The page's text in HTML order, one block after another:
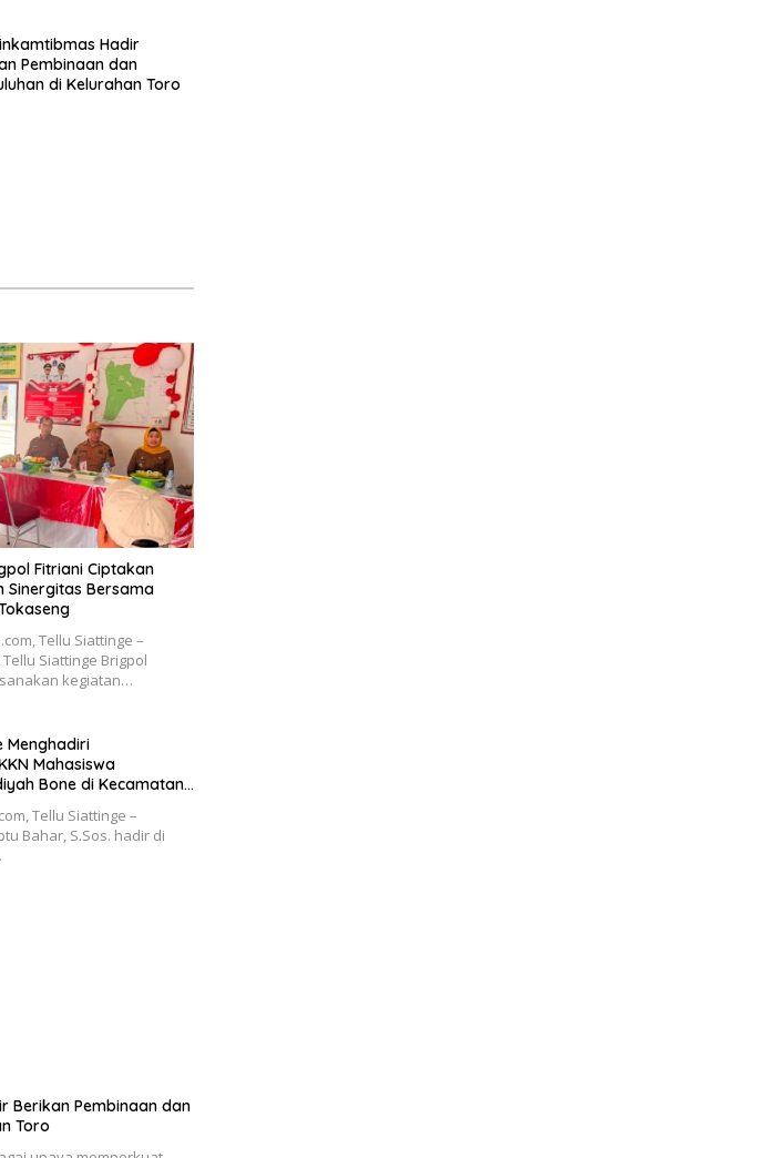
Hadir
Pembinaan dan
di Kelurahan Toro
Fitriani Ciptakan
Sinergitas Bersama
Tellu Siattinge –
Siattinge Brigpol
kegiatan…
Menghadiri
Mahasiswa
Bone di Kecamatan
Tellu Siattinge –
Bahar, S.Sos. hadir di
Berikan Pembinaan dan
Toro